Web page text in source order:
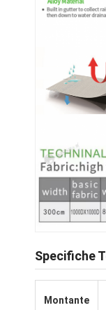
Parla adesso.
Pergola
Pergola di
Tenda
Pergola
Carport per
Specifiche
Montante